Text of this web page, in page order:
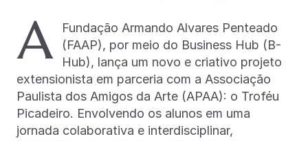
A
Fundação Armando Alvares Penteado
(FAAP), por meio do Business Hub (B-
Hub), lança um novo e criativo projeto
extensionista em parceria com a Associação
Paulista dos Amigos da Arte (APAA): o Troféu
Picadeiro. Envolvendo os alunos em uma
jornada colaborativa e interdisciplinar,